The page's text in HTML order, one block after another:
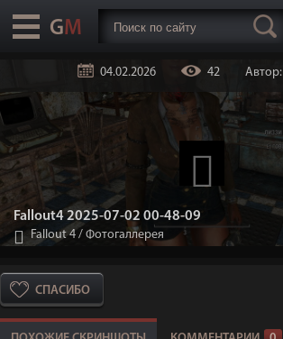
04.02.2026 42 Автор:
Fallout4 2025-07-02 00-48-09
Fallout 4 / Фотогаллерея
СПАСИБО